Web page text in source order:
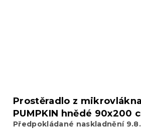
Prostěradlo z
PUMPKIN hnědé 90x200
Předpokládané naskladnění